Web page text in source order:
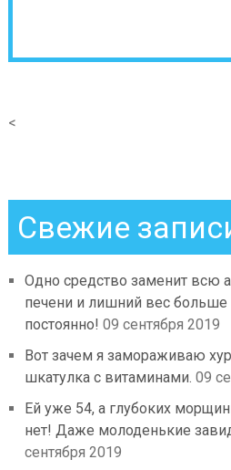
<
Свежие
Одно средство заменит всю
печени и лишний вес
постоянно! 09 сентября 2019
Вот зачем я замораживаю
шкатулка с витаминами. 09
Ей уже 54, а глубоких
нет! Даже молоденькие
сентября 2019